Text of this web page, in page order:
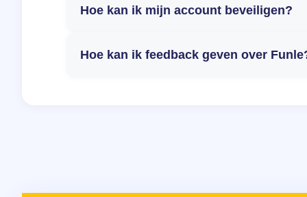
Hoe kan ik mijn account beveiligen?
Hoe kan ik feedback geven over